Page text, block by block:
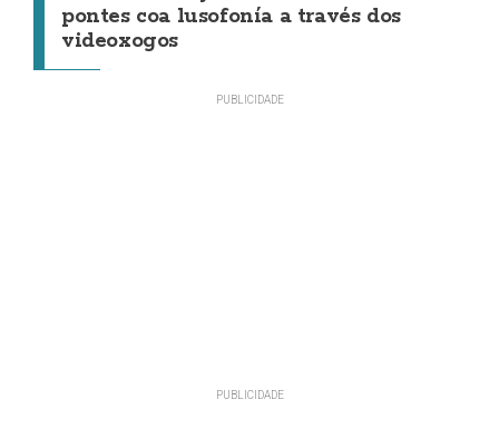
pontes coa lusofonía a través dos
videoxogos